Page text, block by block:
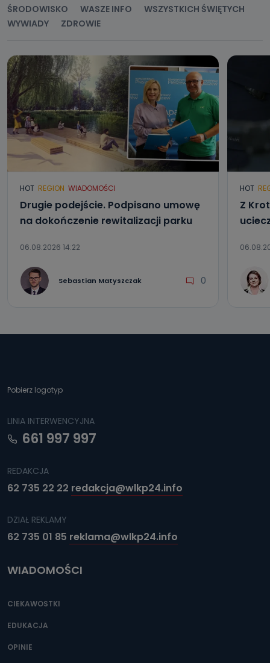
ŚRODOWISKO
WASZE INFO
WSZYSTKICH ŚWIĘTYCH
WYWIADY
ZDROWIE
HOT REGION WIADOMOŚCI
Drugie podejście. Podpisano umowę
na dokończenie rewitalizacji parku
06.08.2026 14:22
Sebastian Matyszczak 0
HOT
Z
Pobierz logotyp
LINIA INTERWENCYJNA
661 997 997
REDAKCJA
62 735 22 22 redakcja@wlkp24.info
DZIAŁ REKLAMY
62 735 01 85 reklama@wlkp24.info
WIADOMOŚCI
CIEKAWOSTKI
EDUKACJA
OPINIE